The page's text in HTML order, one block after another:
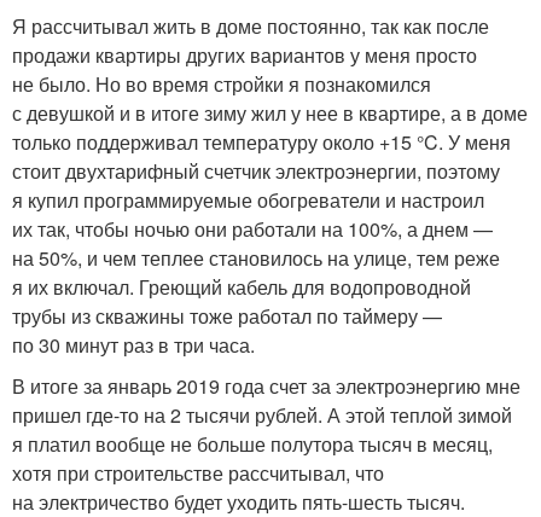
Я рассчитывал жить в доме постоянно, так как после
продажи квартиры других вариантов у меня просто
не было. Но во время стройки я познакомился
с девушкой и в итоге зиму жил у нее в квартире, а в доме
только поддерживал температуру около +15 °C. У меня
стоит двухтарифный счетчик электроэнергии, поэтому
я купил программируемые обогреватели и настроил
их так, чтобы ночью они работали на 100%, а днем —
на 50%, и чем теплее становилось на улице, тем реже
я их включал. Греющий кабель для водопроводной
трубы из скважины тоже работал по таймеру —
по 30 минут раз в три часа.
В итоге за январь 2019 года счет за электроэнергию мне
пришел где-то на 2 тысячи рублей. А этой теплой зимой
я платил вообще не больше полутора тысяч в месяц,
хотя при строительстве рассчитывал, что
на электричество будет уходить пять-шесть тысяч.